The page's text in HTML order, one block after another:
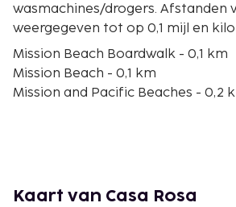
wasmachines/drogers. Afstanden
weergegeven tot op 0,1 mijl en
Mission Beach Boardwalk - 0,1 km
Mission Beach - 0,1 km
Mission and Pacific Beaches - 0,2
Crystal Pier - 2,3 km
Kaart van Casa Rosa